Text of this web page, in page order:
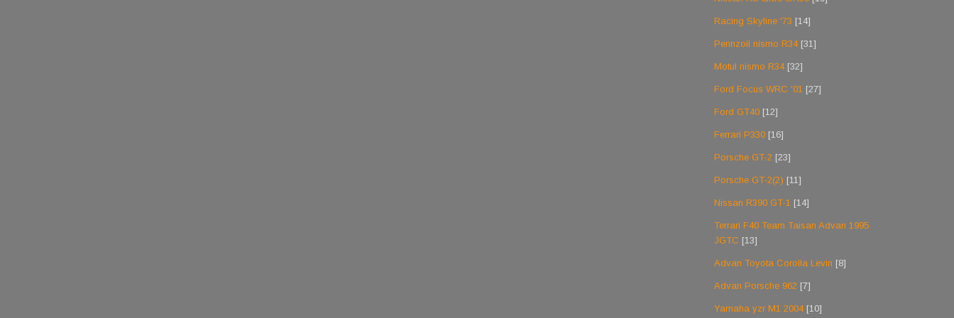
Racing Skyline '73 [14]
Pennzoil nismo R34 [31]
Motul nismo R34 [32]
Ford Focus WRC '01 [27]
Ford GT40 [12]
Ferrari P330 [16]
Porsche GT-2 [23]
Porsche GT-2(2) [11]
Nissan R390 GT-1 [14]
Terrari F40 Team Taisan Advan 1995
JGTC [13]
Advan Toyota Corolla Levin [8]
Advan Porsche 962 [7]
Yamaha yzr M1 2004 [10]